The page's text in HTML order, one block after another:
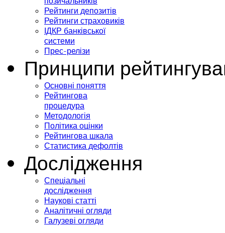
Рейтинги депозитів
Рейтинги страховиків
ІДКР банківської
системи
Прес-релізи
Принципи
Основні поняття
Рейтингова
процедура
Методологія
Політика оцінки
Рейтингова шкала
Статистика дефолтів
Дослідження
Спеціальні
дослідження
Наукові статті
Аналітичні огляди
Галузеві огляди